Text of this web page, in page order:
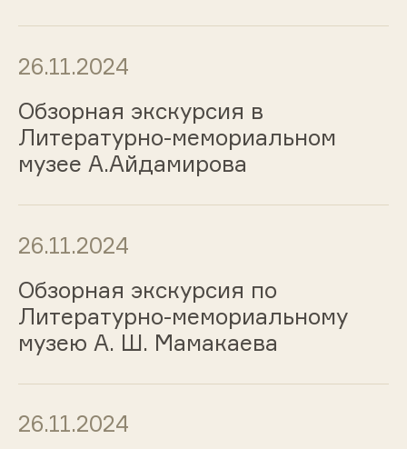
26.11.2024
Обзорная экскурсия в
Литературно-мемориальном
музее А.Айдамирова
26.11.2024
Обзорная экскурсия по
Литературно-мемориальному
музею А. Ш. Мамакаева
26.11.2024